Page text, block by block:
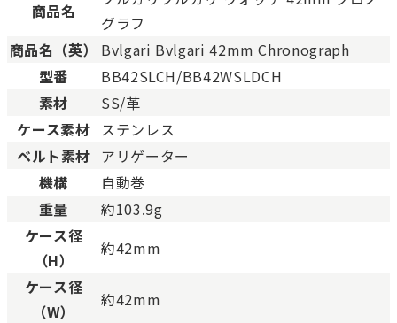
Aランク 僅かな傷、汚れはあります
Bランク 一般的な使用感があり、傷
BCランクとても使用感のある商品。
商品名
グラフ
商品名（英）
Bvlgari Bvlgari 42mm Chronograph
型番
BB42SLCH/BB42WSLDCH
素材
SS/革
ケース素材
ステンレス
ベルト素材 アリゲーター
機構
自動巻
重量
約103.9g
ケース径
（H）
約42mm
ケース径
（W）
約42mm